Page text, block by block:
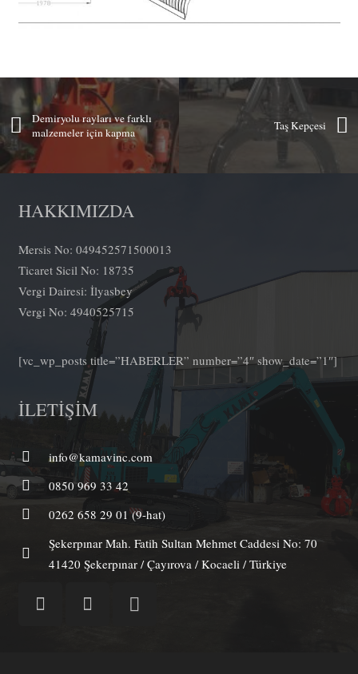
Demiryolu rayları ve farklı
malzemeler için kapma
Taş Kepçesi
HAKKIMIZDA
Mersis No: 049452571500013
Ticaret Sicil No: 18735
Vergi Dairesi: İlyasbey
Vergi No: 4940525715
[vc_wp_posts title=”HABERLER” number=”4″ show_date=”1″]
İLETİŞİM
info@kamavinc.com
0850 969 33 42
0262 658 29 01 (9-hat)
Şekerpınar Mah. Fatih Sultan Mehmet Caddesi No: 70
41420 Şekerpınar / Çayırova / Kocaeli / Türkiye